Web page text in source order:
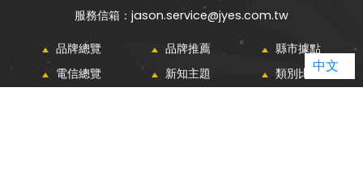
jason.service@jyes.com.tw
品牌總覽 品牌推薦
縣市據點
電信總覽
新知主題
類別比較中文